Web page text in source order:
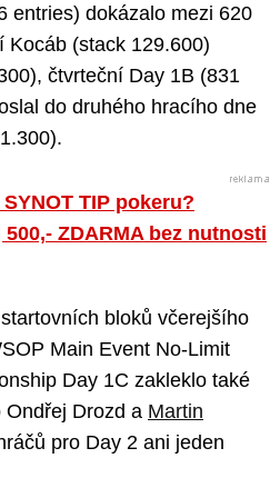
entries) dokázalo mezi 620
Kocáb (stack 129.600)
čtvrteční Day 1B (831
do druhého hracího dne
TIP pokeru?
ZDARMA bez nutnosti
bloků včerejšího
Main Event No-Limit
Day 1C zakleklo také
Drozd a Martin
pro Day 2 ani jeden